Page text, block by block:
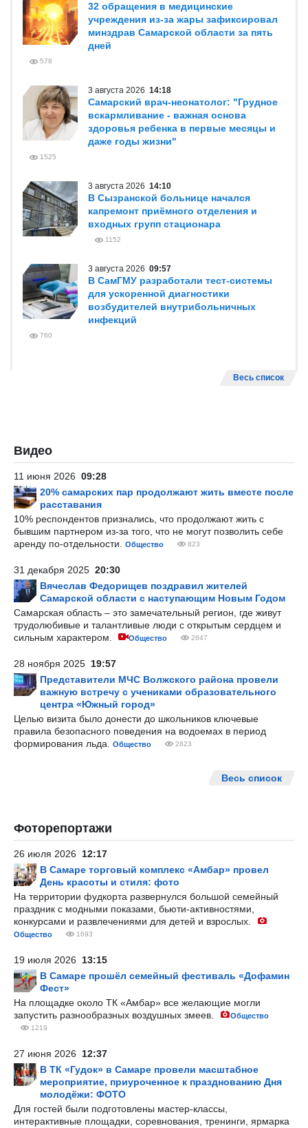
32 обращения в медицинские
учреждения из-за жары зафиксировал
минздрав Самарской области за пять
дней
578
3 августа 2026 14:18
Самарский врач-неонатолог: "Грудное
вскармливание - важная основа
здоровья ребенка в первые месяцы и
даже годы жизни"
1525
3 августа 2026 14:10
В Сызранской больнице начался
капремонт приёмного отделения и
входных групп стационара
1152
3 августа 2026 09:57
В СамГМУ разработали тест-системы
для ускоренной диагностики
возбудителей внутрибольничных
инфекций
760
Весь список
Видео
11 июня 2026 09:28
20% самарских пар продолжают жить вместе после
расставания
10% респондентов признались, что продолжают жить с
бывшим партнером из-за того, что не могут позволить себе
аренду по-отдельности.
Общество 823
31 декабря 2025 20:30
Вячеслав Федорищев поздравил жителей
Самарской области с наступающим Новым Годом
Самарская область – это замечательный регион, где живут
трудолюбивые и талантливые люди с открытым сердцем и
сильным характером.
Общество 2647
28 ноября 2025 19:57
Представители МЧС Волжского района провели
важную встречу с учениками образовательного
центра «Южный город»
Целью визита было донести до школьников ключевые
правила безопасного поведения на водоемах в период
формирования льда.
Общество 2823
Весь список
Фоторепортажи
26 июля 2026 12:17
В Самаре торговый комплекс «Амбар» провел
День красоты и стиля: фото
На территории фудкорта развернулся большой семейный
праздник с модными показами, бьюти-активностями,
конкурсами и развлечениями для детей и взрослых.
Общество 1693
19 июля 2026 13:15
В Самаре прошёл семейный фестиваль «Дофамин
Фест»
На площадке около ТК «Амбар» все желающие могли
запустить разнообразных воздушных змеев.
Общество
1219
27 июня 2026 12:37
В ТК «Гудок» в Самаре провели масштабное
мероприятие, приуроченное к празднованию Дня
молодёжи: ФОТО
Для гостей были подготовлены мастер-классы,
интерактивные площадки, соревнования, тренинги, ярмарка